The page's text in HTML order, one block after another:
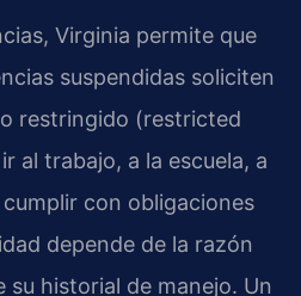
Virginia permite que
suspendidas soliciten
restringido (restricted
al trabajo, a la escuela, a
con obligaciones
depende de la razón
su historial de manejo. Un